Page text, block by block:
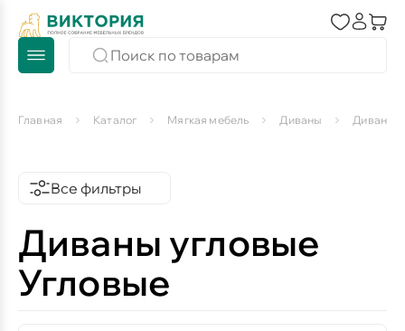
Главная Каталог Мягкая мебель Диваны Диваны
Все фильтры
Диваны угловые
Угловые